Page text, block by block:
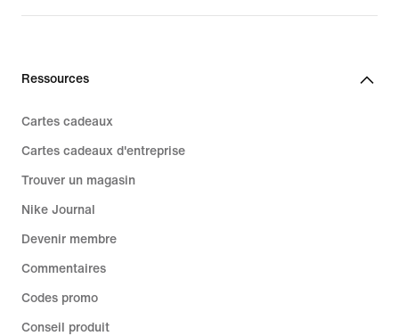
Ressources
Cartes cadeaux
Cartes cadeaux d'entreprise
Trouver un magasin
Nike Journal
Devenir membre
Commentaires
Codes promo
Conseil produit